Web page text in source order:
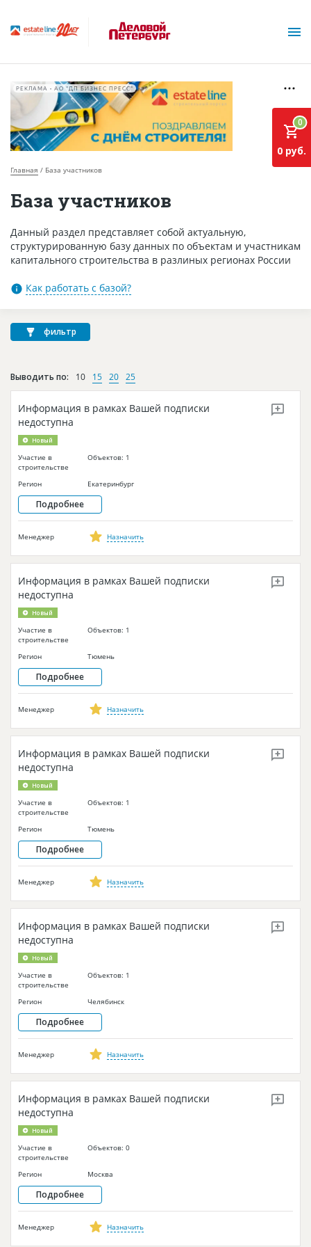
О проекте
База строящихся объектов
Глоссарий
Новости
Пресс-релизы
Контакты
Личный кабинет
РЕКЛАМА • АО "ДП БИЗНЕС ПРЕСС"
Главная База участников
База участников
Данный раздел представляет собой актуальную,
структурированную базу данных по объектам и участникам
капитального строительства в разлиных регионах России
Как работать с базой?
0
0 руб.
фильтр
Выводить по: 10 15 20 25
Новый
Информация в рамках Вашей подписки
недоступна
Участие в
строительстве
Объектов: 1
Регион Екатеринбург
Подробнее
Менеджер Назначить
Новый
Информация в рамках Вашей подписки
недоступна
Участие в
строительстве
Объектов: 1
Регион Тюмень
Подробнее
Менеджер Назначить
Новый
Информация в рамках Вашей подписки
недоступна
Участие в
строительстве
Объектов: 1
Регион Тюмень
Подробнее
Менеджер Назначить
Новый
Информация в рамках Вашей подписки
недоступна
Участие в
строительстве
Объектов: 1
Регион Челябинск
Подробнее
Менеджер Назначить
Новый
Информация в рамках Вашей подписки
недоступна
Участие в
строительстве
Объектов: 0
Регион Москва
Подробнее
Менеджер Назначить